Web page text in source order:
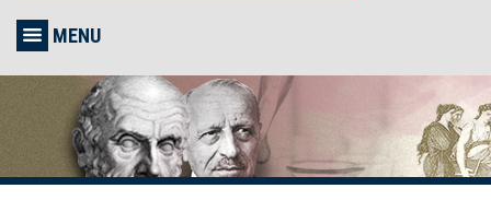
MENU